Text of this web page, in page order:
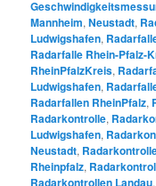
Mannheim,Neustadt,
Ludwigshafen,
Radarfalle Rhein-Pfalz-
RheinPfalzKreis,
Ludwigshafen,
Radarfallen RheinPfalz,
Radarkontrolle,
Ludwigshafen,
Neustadt,
Rheinpfalz,
Radarkontrollen Landau,